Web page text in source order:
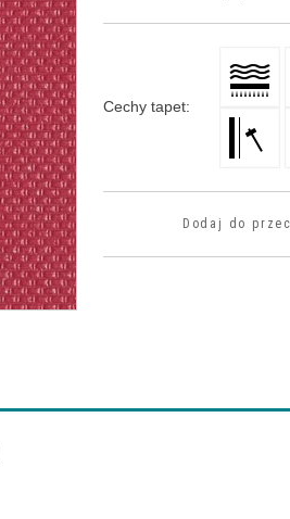
Cechy tapet:
Dodaj do